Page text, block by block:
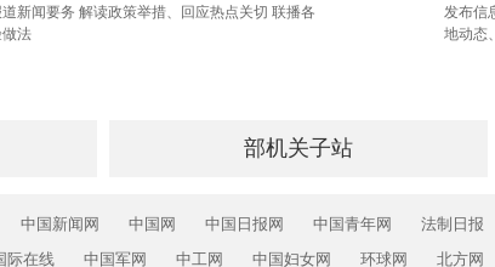
新闻要务 解读政策举措、回应热点关切 联播各
法
发布信
地动态
部机关子站
中国新闻网 中国网 中国日报网 中国青年网 法制日报
际在线 中国军网 中工网 中国妇女网 环球网 北方网